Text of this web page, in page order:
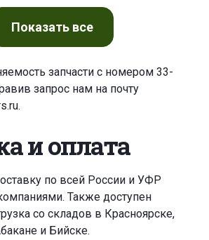
Показатьвсе
запчасти с номером 33-
запрос нам на почту
.
и оплата
по всей России и УФР
Также доступен
со складов в Красноярске,
и Бийске.